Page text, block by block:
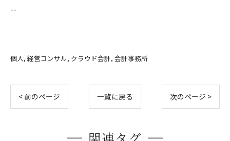
--
個人 経営コンサル クラウド会計 会計事務所
< 前のページ 一覧に戻る 次のページ >